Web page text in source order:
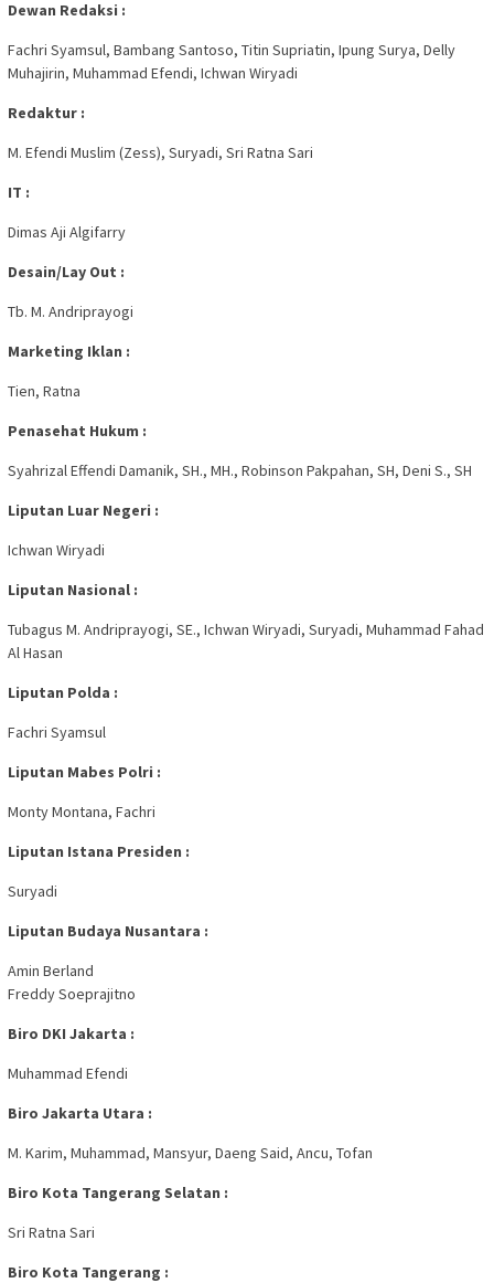
Dewan Redaksi :
Fachri Syamsul, Bambang Santoso, Titin Supriatin, Ipung Surya, Delly
Muhajirin, Muhammad Efendi, Ichwan Wiryadi
Redaktur :
M. Efendi Muslim (Zess), Suryadi, Sri Ratna Sari
IT :
Dimas Aji Algifarry
Desain/Lay Out :
Tb. M. Andriprayogi
Marketing Iklan :
Tien, Ratna
Penasehat Hukum :
Syahrizal Effendi Damanik, SH., MH., Robinson Pakpahan, SH, Deni S., SH
Liputan Luar Negeri :
Ichwan Wiryadi
Liputan Nasional :
Tubagus M. Andriprayogi, SE., Ichwan Wiryadi, Suryadi, Muhammad Fahad
Al Hasan
Liputan Polda :
Fachri Syamsul
Liputan Mabes Polri :
Monty Montana, Fachri
Liputan Istana Presiden :
Suryadi
Liputan Budaya Nusantara :
Amin Berland
Freddy Soeprajitno
Biro DKI Jakarta :
Muhammad Efendi
Biro Jakarta Utara :
M. Karim, Muhammad, Mansyur, Daeng Said, Ancu, Tofan
Biro Kota Tangerang Selatan :
Sri Ratna Sari
Biro Kota Tangerang :